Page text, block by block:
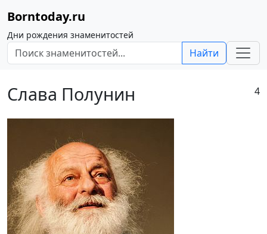
Borntoday.ru
Дни рождения знаменитостей
Найти
Слава Полунин 4